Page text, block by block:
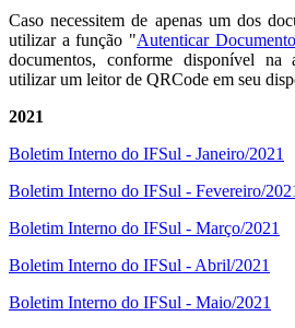
Caso necessitem de apenas um dos
utilizar a função "Autenticar
documentos, conforme disponível na
utilizar um leitor de QRCode em seu
2021
Boletim Interno do IFSul - Janeiro/2021
Boletim Interno do IFSul - Fevereiro/
Boletim Interno do IFSul - Março/2021
Boletim Interno do IFSul - Abril/2021
Boletim Interno do IFSul - Maio/2021